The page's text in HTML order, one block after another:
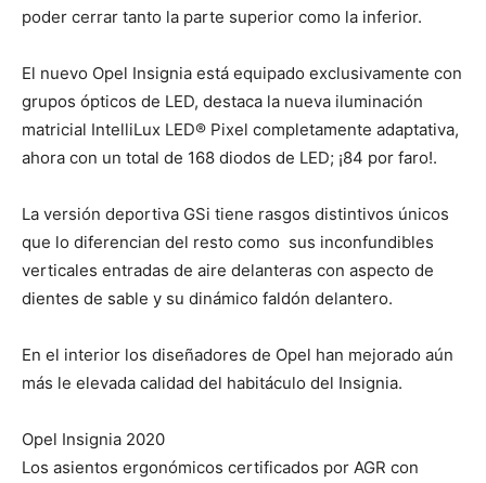
poder cerrar tanto la parte superior como la inferior.
El nuevo Opel Insignia está equipado exclusivamente con
grupos ópticos de LED, destaca la nueva iluminación
matricial IntelliLux LED® Pixel completamente adaptativa,
ahora con un total de 168 diodos de LED; ¡84 por faro!.
La versión deportiva GSi tiene rasgos distintivos únicos
que lo diferencian del resto como sus inconfundibles
verticales entradas de aire delanteras con aspecto de
dientes de sable y su dinámico faldón delantero.
En el interior los diseñadores de Opel han mejorado aún
más le elevada calidad del habitáculo del Insignia.
Opel Insignia 2020
Los asientos ergonómicos certificados por AGR con